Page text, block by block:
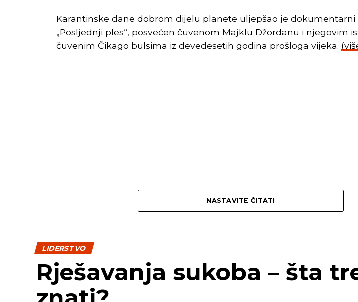
Karantinske dane dobrom dijelu planete uljepšao je dokumentarni
„Posljednji ples“, posvećen čuvenom Majklu Džordanu i njegovim
čuvenim Čikago bulsima iz devedesetih godina prošloga vijeka.
NASTAVITE ČITATI
LIDERSTVO
Rješavanja sukoba – šta